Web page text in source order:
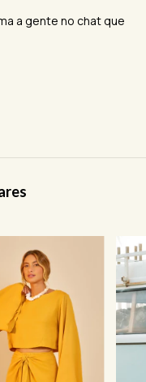
a gente no chat que